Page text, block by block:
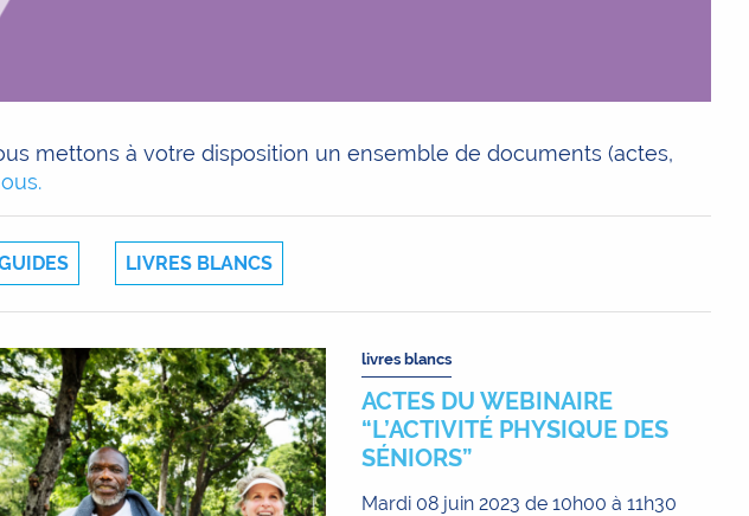
mettons à votre disposition un ensemble de documents (actes,
LIVRES BLANCS
livres blancs
ACTES DU WEBINAIRE
“L’ACTIVITÉ PHYSIQUE DES
SÉNIORS”
Mardi 08 juin 2023 de 10h00 à 11h30